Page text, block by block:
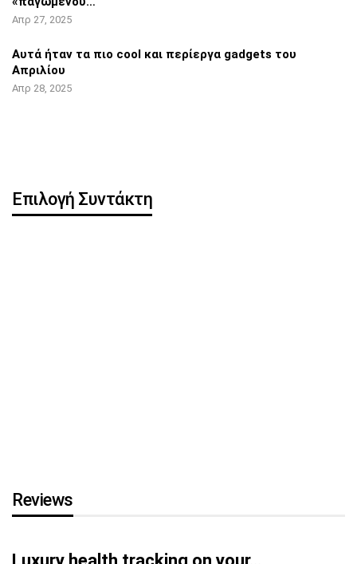
Απρ 27, 2025
Αυτά ήταν τα πιο cool και περίεργα gadgets του
Απριλίου
Απρ 28, 2025
Επιλογή Συντάκτη
Reviews